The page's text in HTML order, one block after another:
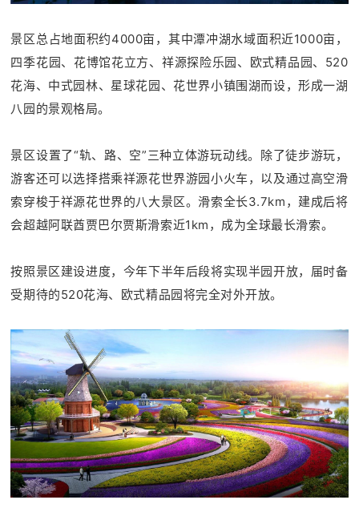
景区总占地面积约4000亩，其中潭冲湖水域面积近1000亩，
四季花园、花博馆花立方、祥源探险乐园、欧式精品园、520
花海、中式园林、星球花园、花世界小镇围湖而设，形成一湖
八园的景观格局。
景区设置了“轨、路、空”三种立体游玩动线。除了徒步游玩，
游客还可以选择搭乘祥源花世界游园小火车，以及通过高空滑
索穿梭于祥源花世界的八大景区。滑索全长3.7km，建成后将
会超越阿联酋贾巴尔贾斯滑索近1km，成为全球最长滑索。
按照景区建设进度，今年下半年后段将实现半园开放，届时备
受期待的520花海、欧式精品园将完全对外开放。